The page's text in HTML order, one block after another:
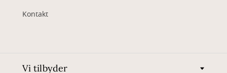
Kontakt
Vi tilbyder